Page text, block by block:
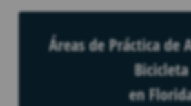
Áreas de Práctica de
Bicicleta
en